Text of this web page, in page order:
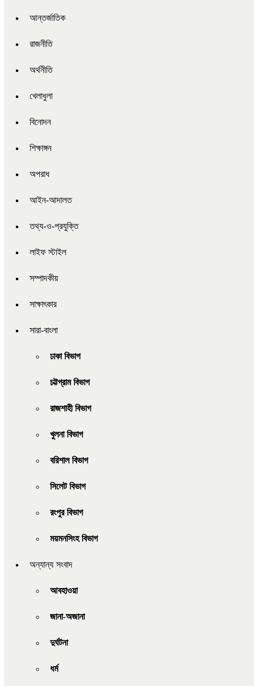
আন্তর্জাতিক
রাজনীতি
অর্থনীতি
খেলাধুলা
বিনোদন
শিক্ষাঙ্গন
অপরাধ
আইন-আদালত
তথ্য-ও-প্রযুক্তি
লাইফ স্টাইল
সম্পাদকীয়
সাক্ষাৎকার
সারা-বাংলা
ঢাকা বিভাগ
চট্টগ্রাম বিভাগ
রাজশাহী বিভাগ
খুলনা বিভাগ
বরিশাল বিভাগ
সিলেট বিভাগ
রংপুর বিভাগ
ময়মনসিংহ বিভাগ
অন্যান্য সংবাদ
আবহাওয়া
জানা-অজানা
দুর্ঘটনা
ধর্ম